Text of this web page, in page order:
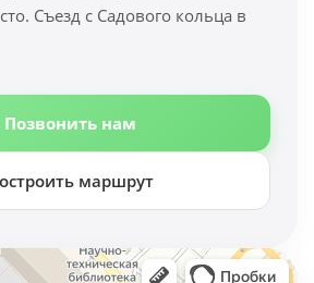
Съезд с Садового кольца в
Позвонить нам
маршрут